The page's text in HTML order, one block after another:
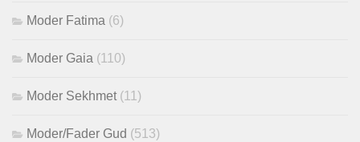
Moder Fatima (6)
Moder Gaia (110)
Moder Sekhmet (11)
Moder/Fader Gud (513)